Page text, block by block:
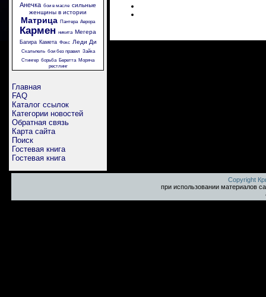
Анечка бои в масле сильные
женщины в истории
Матрица Пантера Аврора
Кармен никита Мегера
Багира Камета Фокс Леди Ди
Скальпель бои без правил Зайка
Стингер борьба Беретта Моряча
рестлинг
Главная
FAQ
Каталог ссылок
Категории новостей
Обратная связь
Карта сайта
Поиск
Гостевая книга
Гостевая книга
Copyright
при использовании материалов